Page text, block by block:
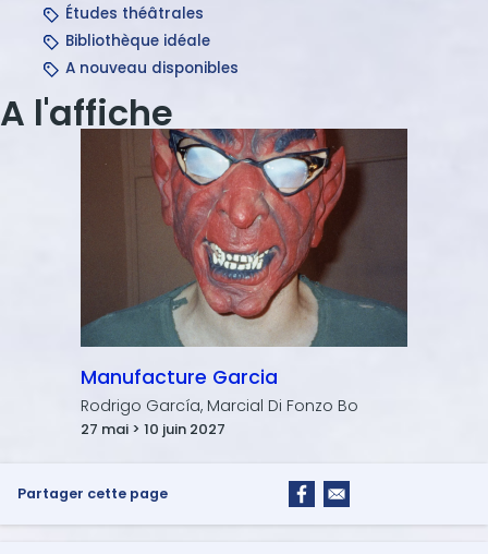
Études théâtrales
Bibliothèque idéale
A nouveau disponibles
A l'affiche
Manufacture Garcia
Rodrigo García, Marcial Di Fonzo Bo
27 mai > 10 juin 2027
Partager cette page